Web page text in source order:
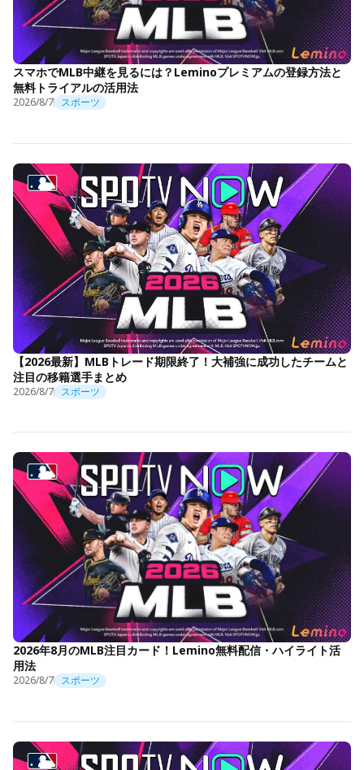
スマホでMLB中継を見るには？Leminoプレミアムの登録方法と
無料トライアルの活用法
2026/8/7 スポーツ
【2026最新】MLBトレード期限終了！大補強に成功したチームと
注目の移籍選手まとめ
2026/8/7 スポーツ
2026年8月のMLB注目カード！Lemino無料配信・ハイライト活
用法
2026/8/7 スポーツ